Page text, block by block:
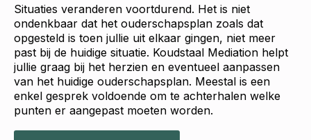
Situaties veranderen voortdurend. Het is niet
ondenkbaar dat het ouderschapsplan zoals dat
opgesteld is toen jullie uit elkaar gingen, niet meer
past bij de huidige situatie. Koudstaal Mediation helpt
jullie graag bij het herzien en eventueel aanpassen
van het huidige ouderschapsplan. Meestal is een
enkel gesprek voldoende om te achterhalen welke
punten er aangepast moeten worden.